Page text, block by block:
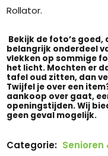
Rollator.
Bekijk de foto’s goed,
belangrijk onderdeel
vlekken op sommige
het licht. Mochten er
tafel oud zitten, dan
Twijfel je over een
aankoop over gaat,
openingstijden. Wij
geen geval mogelijk.
Categorie: